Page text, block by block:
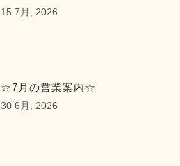
15 7月, 2026
☆7月の営業案内☆
30 6月, 2026